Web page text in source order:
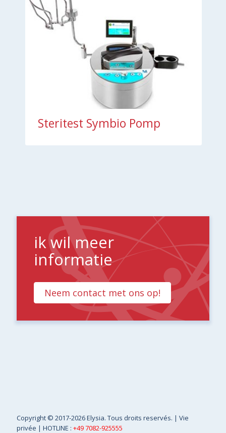
Steritest Symbio Pomp
ik wil meer
informatie
Neem contact met ons op!
Copyright © 2017-2026 Elysia. Tous droits reservés. |Vie
privée | HOTLINE :+49 7082-925555